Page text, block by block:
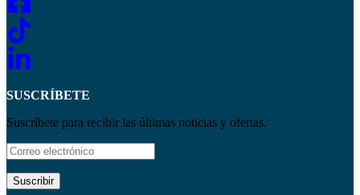
SUSCRÍBETE
Suscríbete para recibir las últimas noticias y ofertas.
Suscribir